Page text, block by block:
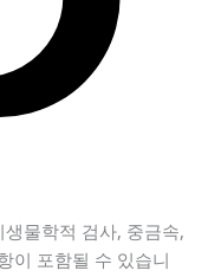
물학적 검사, 중금속,
이 포함될 수 있습니